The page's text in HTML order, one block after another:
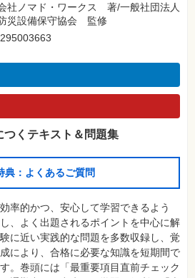
社ノマド・ワークス 著/一般社団法人
災設備保守協会 監修
くテキスト＆問題集
典：よくあるご質問
率的かつ、安心して学習できるよう
、よく出題されるポイントを中心に解
に近い実践的な問題を多数収録し、覚
により、合格に必要な知識を短期間で
。巻頭には「最重要項目直前チェック